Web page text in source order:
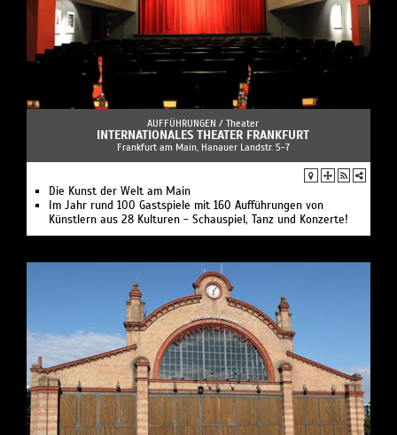
AUFFÜHRUNGEN / Theater
INTERNATIONALES THEATER FRANKFURT
Frankfurt am Main, Hanauer Landstr. 5-7
Die Kunst der Welt am Main
Im Jahr rund 100 Gastspiele mit 160 Aufführungen von
Künstlern aus 28 Kulturen - Schauspiel, Tanz und Konzerte!